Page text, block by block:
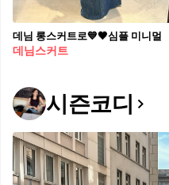
데님 롱스커트로💙🖤심플 미니멀
데님스커트
시즌코디